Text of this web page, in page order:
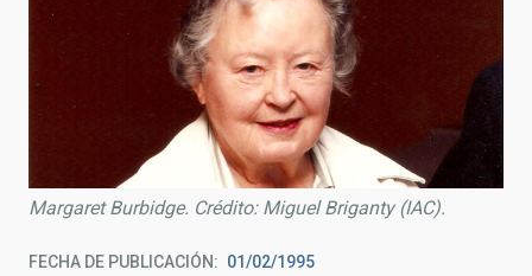
Margaret Burbidge. Crédito: Miguel Briganty (IAC).
FECHA DE PUBLICACIÓN 01/02/1995